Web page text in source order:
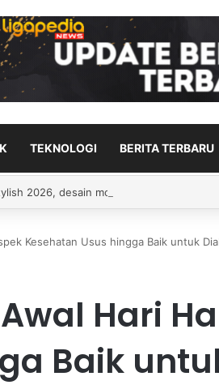
TEKNOLOGI BERITA TERBARU
2026, desain modern, ciri canggih
Kesehatan Usus hingga Baik untuk
Hari
Baik